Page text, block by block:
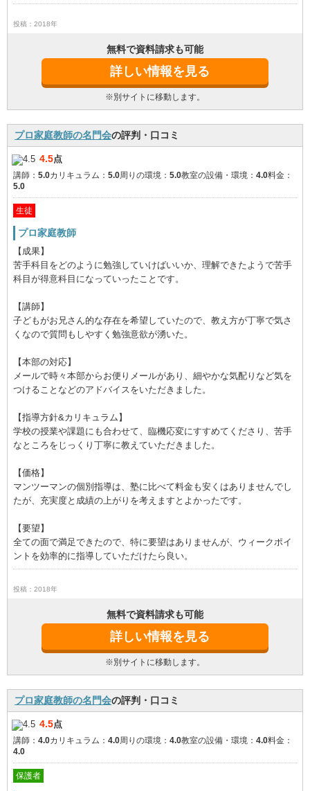
投稿：2018年
無料で資料請求も可能
詳しい情報を見る
※別サイトに移動します。
プロ家庭教師の名門会の評判・口コミ
4.5点
講師： 5.0カリキュラム： 5.0周りの環境： 5.0教室の設備・環境： 4.0料金：
5.0
生徒
プロ家庭教師
【成果】
苦手科目をどのように勉強していけばいいか、理解できたようで苦手
科目が得意科目になっていったことです。
【講師】
子どもがお兄さん的な存在を希望していたので、教え方が丁寧で気さ
くなので質問もしやすく勉強意欲が湧いた。
【本部の対応】
メールで時々本部からお便りメールがあり、細やかな気配りなど気を
つけることなどのアドバイスをいただきました。
【指導方針&カリキュラム】
学校の授業や課題にも合わせて、臨機応変にすすめてくださり、苦手
なところをじっくり丁寧に教えていただきました。
【価格】
マンツーマンの個別指導は、塾に比べて料金も安くはありませんでし
たが、充実度と成績の上がりを考えますとよかったです。
【要望】
全ての面で満足できたので、特に要望はありませんが、ウィークポイ
ントを効率的に指導していただけたら良い。
投稿：2018年
無料で資料請求も可能
詳しい情報を見る
※別サイトに移動します。
プロ家庭教師の名門会の評判・口コミ
4.5点
講師： 4.0カリキュラム： 4.0周りの環境： 4.0教室の設備・環境： 4.0料金：
4.0
保護者